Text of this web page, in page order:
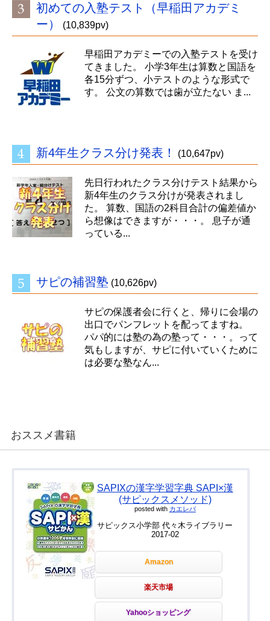
初めての入塾テスト（早稲田アカデミ
ー）
(10,839pv)
早稲田アカデミーでの入塾テストを受け
てきました。 小学3年生は算数と国語を
各15分ずつ、小テストのような形式で
す。 公文の算数では歯が立たない ま...
新4年生クラス分け発表！ (10,647pv)
先日行われたクラス分けテスト結果から
新4年生のクラス分けが発表されまし
た。 算数、国語の2科目合計の偏差値か
ら想像はできますが・・・。 息子が通
っている...
サピの補習塾 (10,626pv)
サピの保護者会に行くと、帰りに会場の
出口でパンフレットを配ってますね。
パパ的には塾の為の塾って・・・。って
気もしますが、サピに付いていくために
は必要な塾なん...
おススメ書籍
SAPIXの漢字学習字典 SAPI×漢
(サピックスメソッド)
posted with カエレバ
サピックス小学部 代々木ライブラリー
2017-02
Amazon
楽天市場
Yahooショッピング